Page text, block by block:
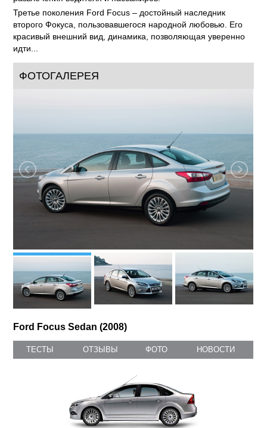
Третье поколения Ford Focus – достойный наследник
второго Фокуса, пользовавшегося народной любовью. Его
красивый внешний вид, динамика, позволяющая уверенно
идти...
ФОТОГАЛЕРЕЯ
Ford Focus Sedan (2008)